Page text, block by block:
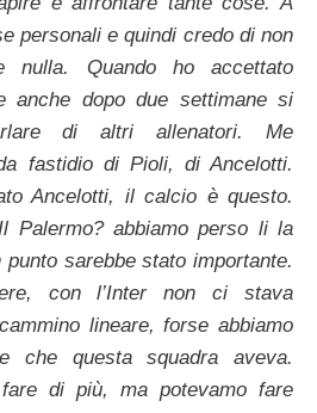
personali e quindi credo di non
nulla. Quando ho accettato
anche dopo due settimane si
di altri allenatori. Me
fastidio di Pioli, di Ancelotti.
Ancelotti, il calcio è questo.
Palermo? abbiamo perso li la
sarebbe stato importante.
con l’Inter non ci stava
lineare, forse abbiamo
che questa squadra aveva.
di più, ma potevamo fare